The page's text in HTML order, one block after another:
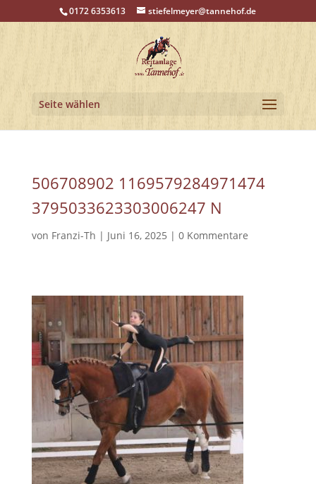
0172 6353613 stiefelmeyer@tannehof.de
Seite wählen
506708902 1169579284971474
3795033623303006247 N
von Franzi-Th | Juni 16, 2025 | 0 Kommentare